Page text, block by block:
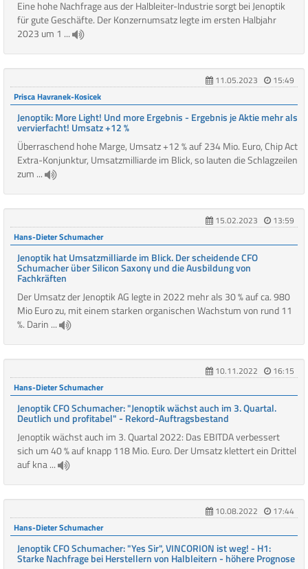
Eine hohe Nachfrage aus der Halbleiter-Industrie sorgt bei Jenoptik
für gute Geschäfte. Der Konzernumsatz legte im ersten Halbjahr
2023 um 1 ...
11.05.2023
15:49
Prisca Havranek-Kosicek
Jenoptik: More Light! Und more Ergebnis - Ergebnis je Aktie mehr als
vervierfacht! Umsatz +12 %
Überraschend hohe Marge, Umsatz +12 % auf 234 Mio. Euro, Chip Act
Extra-Konjunktur, Umsatzmilliarde im Blick, so lauten die Schlagzeilen
zum ...
15.02.2023
13:59
Hans-Dieter Schumacher
Jenoptik hat Umsatzmilliarde im Blick. Der scheidende CFO
Schumacher über Silicon Saxony und die Ausbildung von
Fachkräften
Der Umsatz der Jenoptik AG legte in 2022 mehr als 30 % auf ca. 980
Mio Euro zu, mit einem starken organischen Wachstum von rund 11
%. Darin ...
10.11.2022
16:15
Hans-Dieter Schumacher
Jenoptik CFO Schumacher: "Jenoptik wächst auch im 3. Quartal.
Deutlich und profitabel" - Rekord-Auftragsbestand
Jenoptik wächst auch im 3. Quartal 2022: Das EBITDA verbessert
sich um 40 % auf knapp 118 Mio. Euro. Der Umsatz klettert ein Drittel
auf kna ...
10.08.2022
17:44
Hans-Dieter Schumacher
Jenoptik CFO Schumacher: "Yes Sir", VINCORION ist weg! - H1:
Starke Nachfrage bei Herstellern von Halbleitern - höhere Prognose